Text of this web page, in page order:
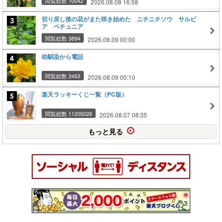
切り戻し後の花がまた咲き始めた ニチニチソウ サルビ
ア ペチュニア
閲覧総数 3894 2026.08.09 00:00
幼馴染から電話
閲覧総数 2453 2026.08.09 00:10
楽天ラッキーくじ一覧（PC版）
閲覧総数 11205026 2026.08.07 08:35
もっと見る